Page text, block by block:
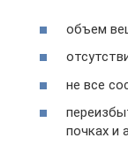
объем
не все
почках и